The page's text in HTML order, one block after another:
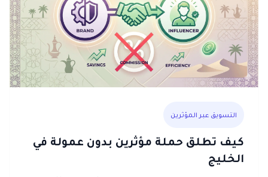
التسويق عبر المؤثرين
كيف تطلق حملة مؤثرين بدون عمولة في
الخليج